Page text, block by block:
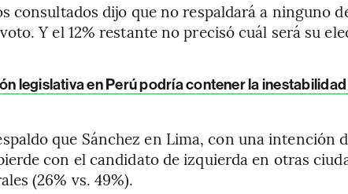
consultados dijo que no respaldará a ninguno
Y el 12% restante no precisó cuál será su
legislativa en Perú podría contener la
que Sánchez en Lima, con una intención
con el candidato de izquierda en otras
(26% vs. 49%).